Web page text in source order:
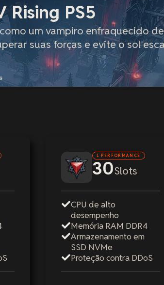
Rising PS5
um vampiro enfraquecido
suas forças e evite o sol
L PERFORMANCE
30Slots
CPU de alto
desempenho
Memória RAM DDR4
Armazenamento em
SSD NVMe
Proteção contra DDoS